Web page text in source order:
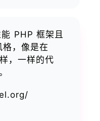
PHP 框架且
，像是在
，一样的代